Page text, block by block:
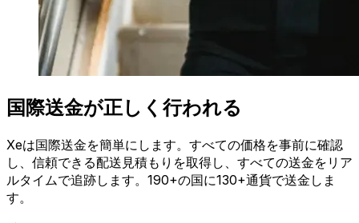
国際送金が正しく行われる
Xeは国際送金を簡単にします。すべての価格を事前に確認
し、信頼できる配送見積もりを取得し、すべての送金をリア
ルタイムで追跡します。190+の国に130+通貨で送金しま
す。